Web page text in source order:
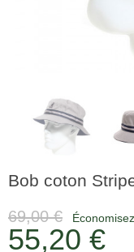
Bob coton
69,00 €
55,20 €